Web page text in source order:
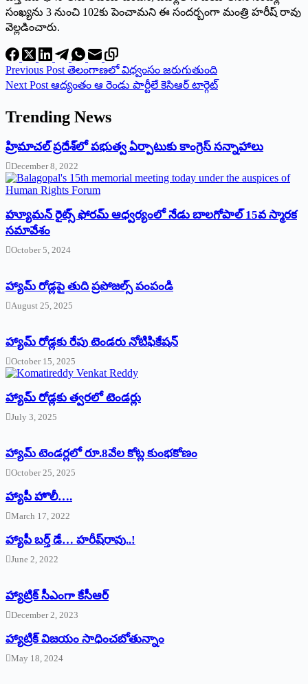
సంఖ్యను 3 నుంచి 102కు పెంచామని ఈ సందర్బంగా మంత్రి హరీష్‌ ‌రావు
వెల్లడించారు.
Previous Post తెలంగాణలో విధ్వంసం జరుగుతుంది
Next Post ఆద్యంతం ఆ రెండు పార్టీలే కెసిఆర్‌ ‌టార్గెట్‌
Trending News
‌హ్రిమాచల్‌ ‌ప్రదేశ్‌లో పభుత్వ ఏర్పాటుకు కాంగ్రెస్‌ ‌సన్నాహాలు
December 8, 2022
హ్యూమన్‌ రైట్స్‌ ఫోరమ్‌ ఆధ్వర్యంలో నేడు బాలగోపాల్‌ 15వ స్మారక
సమావేశం
October 5, 2024
హ్యామ్‌ రోడ్లపై తుది ప్రపోజల్స్‌ పంపండి
August 25, 2025
హ్యామ్‌ రోడ్లకు రేపు టెండరు నోటిఫికేషన్‌
October 15, 2025
హ్యామ్‌ రోడ్లకు త్వరలో టెండర్లు
July 3, 2025
హ్యామ్‌ ‌టెండర్లలో రూ.8వేల కోట్ల కుంభకోణం
October 25, 2025
హ్యాపీ హొలీ….
March 17, 2022
హ్యాపీ బర్త్ ‌డే… హరీష్‌రావు..!
June 2, 2022
హ్యాట్రిక్‌ ‌సీఎంగా కేసీఆర్‌
December 2, 2023
హ్యాట్రిక్‌ విజయం సాధించబోతున్నాం
May 18, 2024